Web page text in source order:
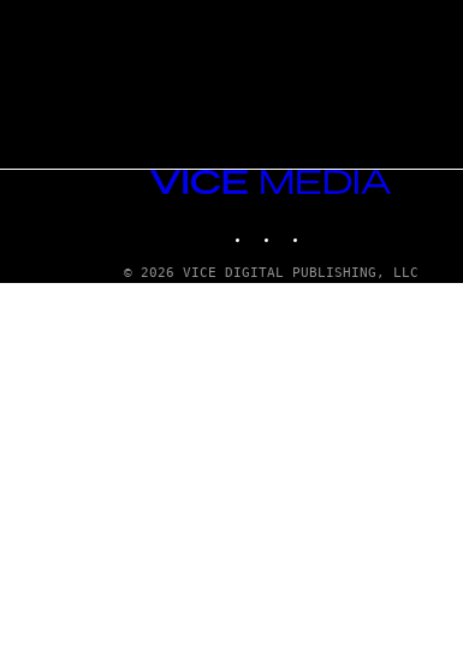
VICE
MEDIA
© 2026 VICE DIGITAL PUBLISHING, LLC